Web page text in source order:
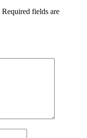
Required fields are